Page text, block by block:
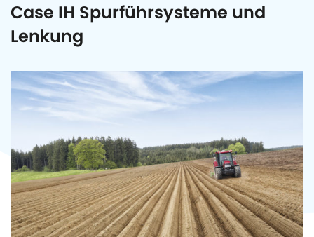
Case IH Spurführsysteme und
Lenkung